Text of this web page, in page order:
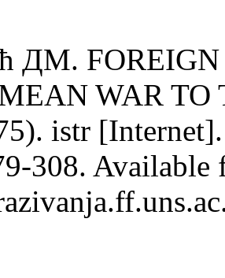
ДМ.
WAR TO
istr
308. Available